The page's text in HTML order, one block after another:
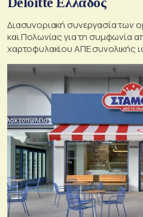
Διασυνοριακή συνεργασία των
και Πολωνίας για τη συμφωνία
χαρτοφυλακίου ΑΠΕ συνολικής